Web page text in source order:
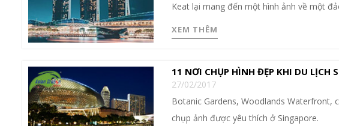
Keat lại mang đến một hình ảnh về một
XEM THÊM
11 NƠI CHỤP HÌNH ĐẸP KHI DU LỊCH
27/02/2017
Botanic Gardens, Woodlands Waterfront,
chụp ảnh được yêu thích ở Singapore.